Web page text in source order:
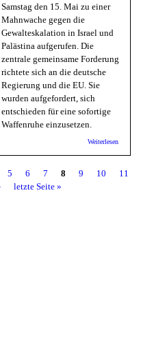
Heidelberg: Rettet das Mühltal
Samstag den 15. Mai zu einer
Mahnwache gegen die
Gewalteskalation in Israel und
Palästina aufgerufen. Die
zentrale gemeinsame Forderung
richtete sich an die deutsche
Regierung und die EU. Sie
wurden aufgefordert, sich
entschieden für eine sofortige
Waffenruhe einzusetzen.
Weiterlesen
gegen
5 6 7 8 9 10
11
letzte Seite »